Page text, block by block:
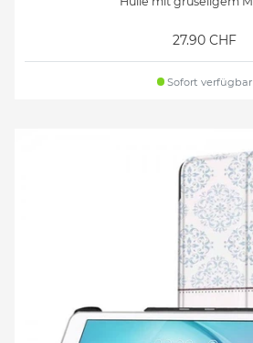
27.90 CHF
Sofort verfügbar